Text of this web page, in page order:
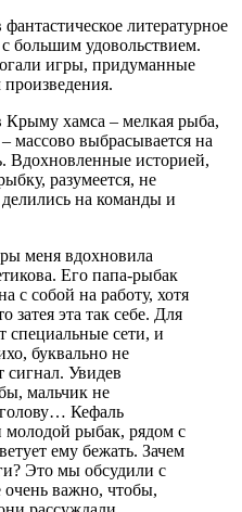
литературное
большим удовольствием.
игры, придуманные
Крыму хамса – мелкая рыба,
массово выбрасывается на
Вдохновленные историей,
разумеется, не
на команды и
меня вдохновила
Его папа-рыбак
с собой на работу, хотя
затея эта так себе. Для
специальные сети, и
буквально не
сигнал. Увидев
мальчик не
Кефаль
молодой рыбак, рядом с
ему бежать. Зачем
Это мы обсудили с
важно, чтобы,